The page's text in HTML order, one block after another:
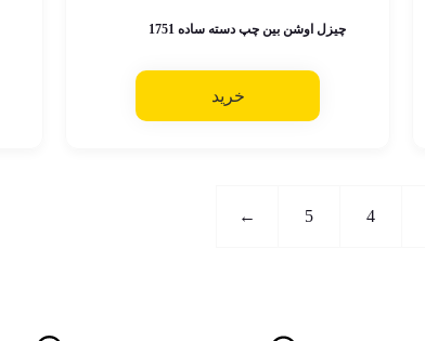
چیزل اوشن بین چپ دسته ساده 1751
خرید
4
5
←